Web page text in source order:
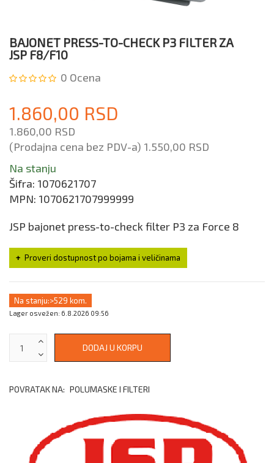
BAJONET PRESS-TO-CHECK P3 FILTER ZA
JSP F8/F10
0 Ocena
1.860,00 RSD
1.860,00 RSD
(Prodajna cena bez PDV-a) 1.550,00 RSD
Na stanju
Šifra: 1070621707
MPN: 1070621707999999
JSP bajonet press-to-check filter P3 za Force 8
Proveri dostupnost po bojama i veličinama
Na stanju:>529 kom.
Lager osvežen: 6.8.2026 09:56
POVRATAK NA: POLUMASKE I FILTERI